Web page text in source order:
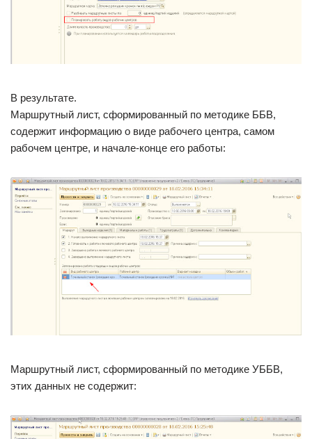
В результате.
Маршрутный лист, сформированный по методике ББВ,
содержит информацию о виде рабочего центра, самом
рабочем центре, и начале-конце его работы:
Маршрутный лист, сформированный по методике УББВ,
этих данных не содержит: